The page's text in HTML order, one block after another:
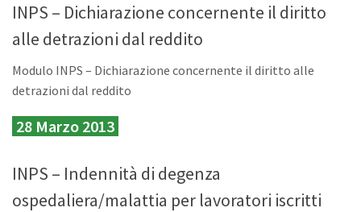
INPS – Dichiarazione concernente il diritto
alle detrazioni dal reddito
Modulo INPS – Dichiarazione concernente il diritto alle
detrazioni dal reddito
28 Marzo 2013
INPS – Indennità di degenza
ospedaliera/malattia per lavoratori iscritti